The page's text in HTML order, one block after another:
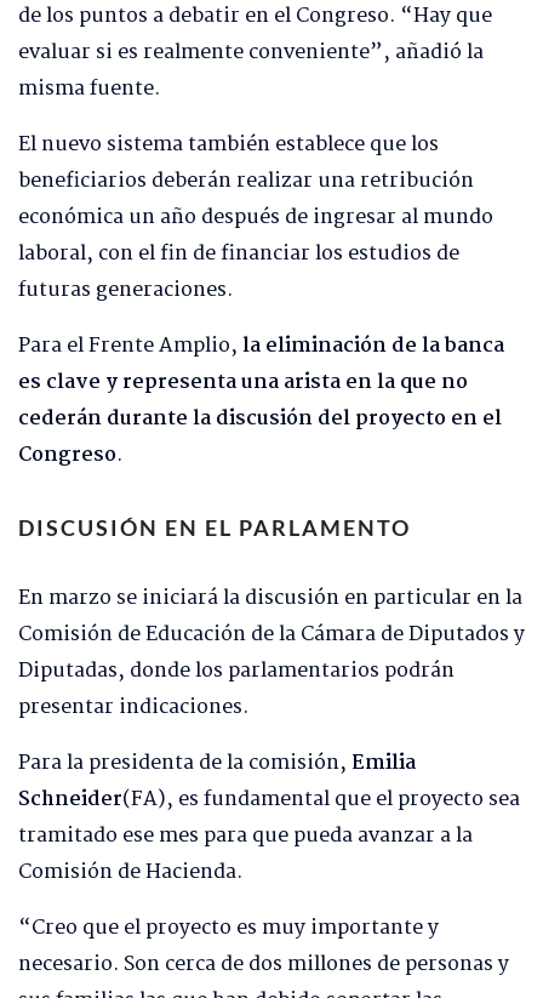
de los puntos a debatir en el Congreso. “Hay que
evaluar si es realmente conveniente”, añadió la
misma fuente.
El nuevo sistema también establece que los
beneficiarios deberán realizar una retribución
económica un año después de ingresar al mundo
laboral, con el fin de financiar los estudios de
futuras generaciones.
Para el Frente Amplio,la eliminación de la banca
es clave y representa una arista en la que no
cederán durante la discusión del proyecto en el
Congreso.
DISCUSIÓN EN EL PARLAMENTO
En marzo se iniciará la discusión en particular en la
Comisión de Educación de la Cámara de Diputados y
Diputadas, donde los parlamentarios podrán
presentar indicaciones.
Para la presidenta de la comisión, Emilia
Schneider(FA), es fundamental que el proyecto sea
tramitado ese mes para que pueda avanzar a la
Comisión de Hacienda.
“Creo que el proyecto es muy importante y
necesario. Son cerca de dos millones de personas y